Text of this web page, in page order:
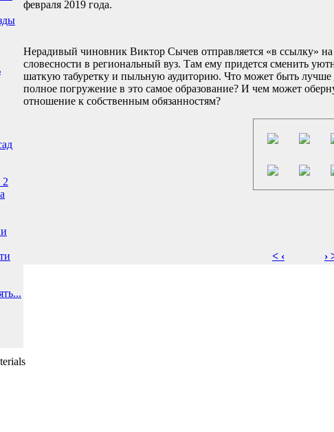
2
февраля 2019 года.
Нерадивый чиновник Виктор Сычев отправляется «в ссылку»
словесности в региональный вуз. Там ему придется сменить
шаткую табуретку и пыльную аудиторию. Что может быть лучше
полное погружение в это самое образование? И чем может
отношение к собственным обязанностям?
< ‹ ›